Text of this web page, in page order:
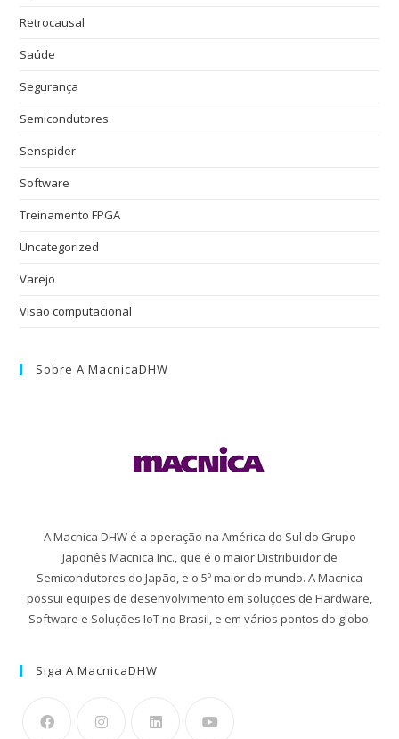
Retrocausal
Saúde
Segurança
Semicondutores
Senspider
Software
Treinamento FPGA
Uncategorized
Varejo
Visão computacional
Sobre A MacnicaDHW
A Macnica DHW é a operação na América do Sul do Grupo
Japonês Macnica Inc., que é o maior Distribuidor de
Semicondutores do Japão, e o 5º maior do mundo. A Macnica
possui equipes de desenvolvimento em soluções de Hardware,
Software e Soluções IoT no Brasil, e em vários pontos do globo.
Siga A MacnicaDHW